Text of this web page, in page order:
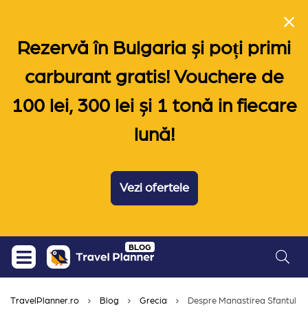
Rezervă în Bulgaria și poți primi
carburant gratis! Vouchere de
100 lei, 300 lei și 1 tonă in fiecare
lună!
Vezi ofertele
Skip
content
BLOG
TravelPlanner.ro Blog Grecia Despre Manastirea Sfantul